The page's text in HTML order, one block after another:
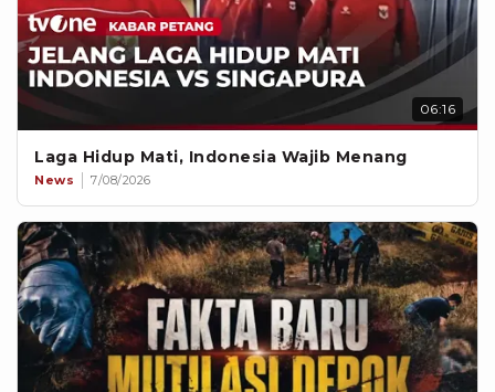
06:16
Laga Hidup Mati, Indonesia Wajib Menang
News 7/08/2026